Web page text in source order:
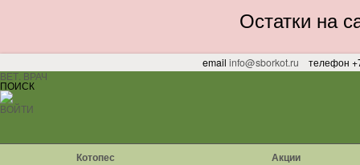
Остатки на
email info@sborkot.ru
телефон
ВЕТ. ВРАЧ
ПОИСК
ВОЙТИ
Котопес
Акции